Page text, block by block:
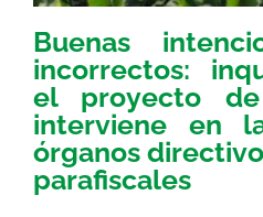
Buenas
incorrectos:
el proyecto
interviene en
órganos
parafiscales